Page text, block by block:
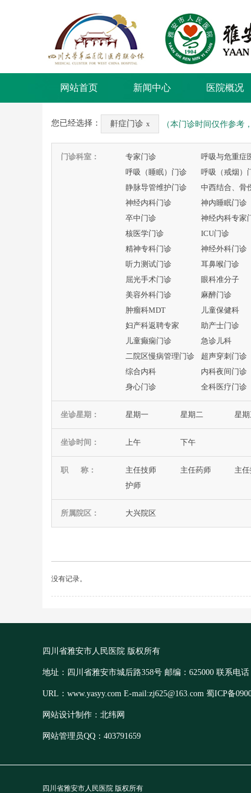
网站首页 新闻中心 医院概况
您已经选择： 鼾症门诊 x （本门诊时间仅作参考
门诊科室： 专家门诊
呼吸（睡眠）门诊
呼吸（戒烟）
静脉导管维护门诊
神经内科门诊
神内睡眠门诊
卒中门诊
神经内科专家
核医学门诊
ICU门诊
精神专科门诊
神经外科门诊
听力测试门诊
耳鼻喉门诊
屈光手术门诊
眼科准分子
美容外科门诊
麻醉门诊
肿瘤科MDT
儿童保健科
妇产科返聘专家
助产士门诊
儿童癫痫门诊
急诊儿科
二院区慢病管理门诊
超声穿刺门诊
综合内科
内科夜间门诊
身心门诊
全科医疗门诊
坐诊星期： 星期一 星期二 星期
坐诊时间： 上午 下午
职 称： 主任技师 主任药师 主
护师
所属院区： 大兴院区
没有记录。
四川省雅安市人民医院 版权所有
地址：四川省雅安市城后路358号 邮编：625000 联系电话
URL：www.yasyy.com E-mail:zj625@163.com 蜀ICP备
网站设计制作：北纬网
网站管理员QQ：403791659
四川省雅安市人民医院 版权所有